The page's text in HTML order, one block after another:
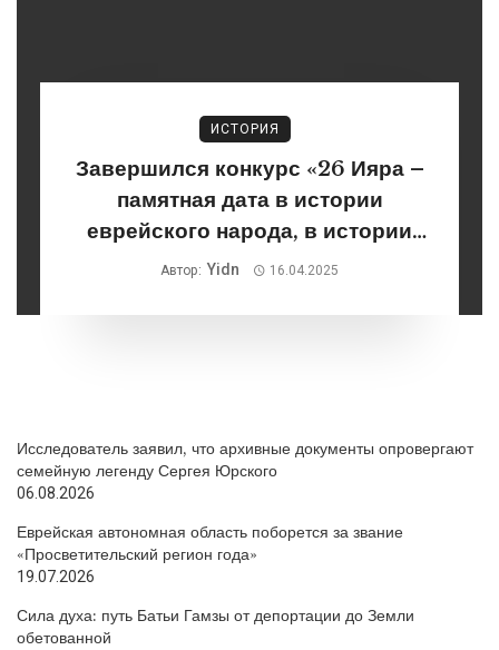
ИСТОРИЯ
Завершился конкурс «26 Ияра –
памятная дата в истории
еврейского народа, в истории
моей семьи»
Автор: Yidn 16.04.2025
Исследователь заявил, что архивные документы опровергают
семейную легенду Сергея Юрского
06.08.2026
Еврейская автономная область поборется за звание
«Просветительский регион года»
19.07.2026
Сила духа: путь Батьи Гамзы от депортации до Земли
обетованной